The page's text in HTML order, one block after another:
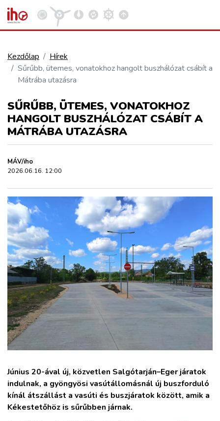
VASÚT
KÖZÚT
REPÜLÉS
KÖZLEKEDÉSFEJLESZTÉS
ZÖLDÚT
HAJÓZÁS
BLOG
ARCHÍVUM
WEBSHOP
BELÉPÉS
REGISZTRÁCIÓ
Kezdőlap
Hírek
Sűrűbb, ütemes, vonatokhoz hangolt buszhálózat csábít a
Mátrába utazásra
SŰRŰBB, ÜTEMES, VONATOKHOZ
HANGOLT BUSZHÁLÓZAT CSÁBÍT A
MÁTRÁBA UTAZÁSRA
MÁV/iho
2026.06.16. 12:00
Június 20-ával új, közvetlen Salgótarján–Eger járatok
indulnak, a gyöngyösi vasútállomásnál új buszforduló
kínál átszállást a vasúti és buszjáratok között, amik a
Kékestetőhöz is sűrűbben járnak.